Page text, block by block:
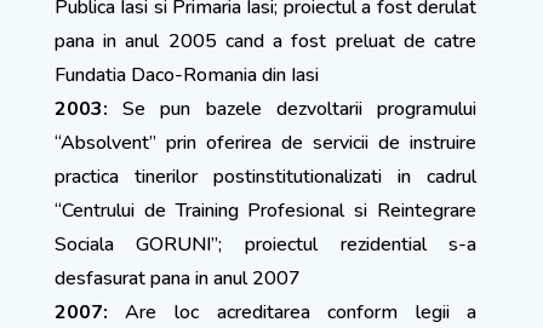
Publica Iasi si Primaria Iasi; proiectul a fost derulat
pana in anul 2005 cand a fost preluat de catre
Fundatia Daco-Romania din Iasi
2003:Se pun bazele dezvoltarii programului
“Absolvent” prin oferirea de servicii de instruire
practica tinerilor postinstitutionalizati in cadrul
“Centrului de Training Profesional si Reintegrare
Sociala GORUNI”; proiectul rezidential s-a
desfasurat pana in anul 2007
2007:Are loc acreditarea conform legii a